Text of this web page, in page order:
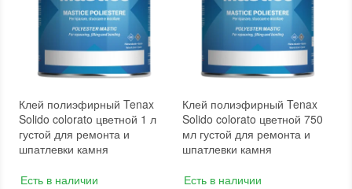
Клей полиэфирный Tenax
Solido colorato цветной 1 л
густой для ремонта и
шпатлевки камня
Есть в наличии
Клей полиэфирный Tenax
Solido colorato цветной 750
мл густой для ремонта и
шпатлевки камня
Есть в наличии